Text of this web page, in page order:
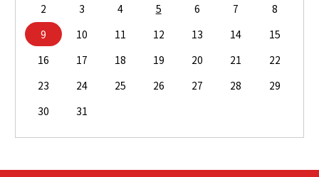
2
3 4 5 6 7
8
9
10 11 12 13 14
15
16
17 18 19 20 21
22
23
24 25 26 27 28
29
30
31